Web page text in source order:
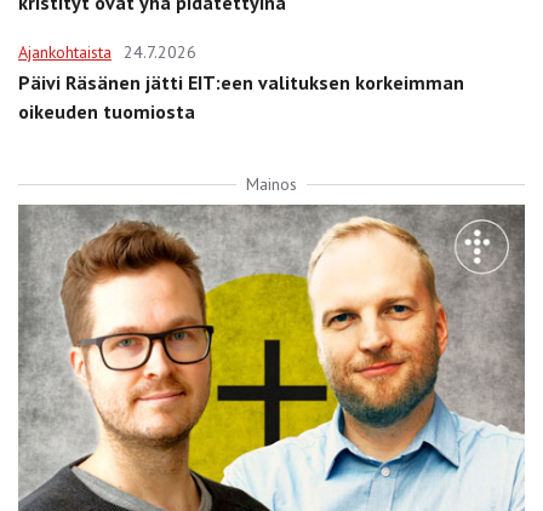
Ajankohtaista 24.7.2026
Päivi Räsänen jätti EIT:een valituksen korkeimman
oikeuden tuomiosta
Mainos